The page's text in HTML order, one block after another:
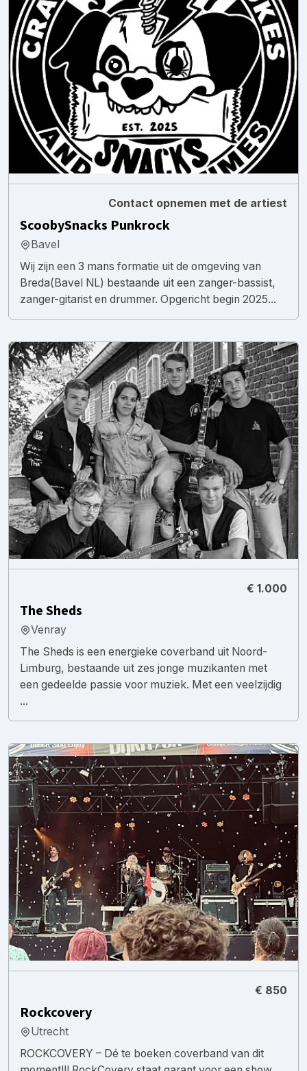
Contact opnemen met de artiest
ScoobySnacks Punkrock
Bavel
Wij zijn een 3 mans formatie uit de omgeving van
Breda(Bavel NL) bestaande uit een zanger-bassist,
zanger-gitarist en drummer. Opgericht begin 2025...
€ 1.000
The Sheds
Venray
The Sheds is een energieke coverband uit Noord-
Limburg, bestaande uit zes jonge muzikanten met
een gedeelde passie voor muziek. Met een veelzijdig
...
€ 850
Rockcovery
Utrecht
ROCKCOVERY – Dé te boeken coverband van dit